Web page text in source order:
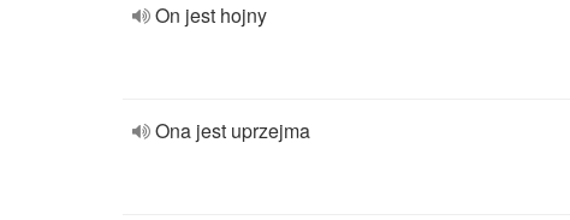
On jest hojny
Ona jest uprzejma